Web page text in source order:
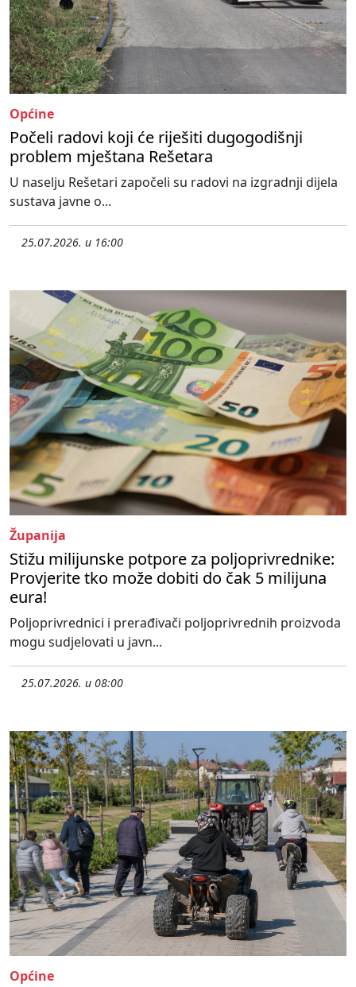
Općine
Počeli radovi koji će riješiti dugogodišnji
problem mještana Rešetara
U naselju Rešetari započeli su radovi na izgradnji dijela
sustava javne o...
25.07.2026. u 16:00
Županija
Stižu milijunske potpore za poljoprivrednike:
Provjerite tko može dobiti do čak 5 milijuna
eura!
Poljoprivrednici i prerađivači poljoprivrednih proizvoda
mogu sudjelovati u javn...
25.07.2026. u 08:00
Općine